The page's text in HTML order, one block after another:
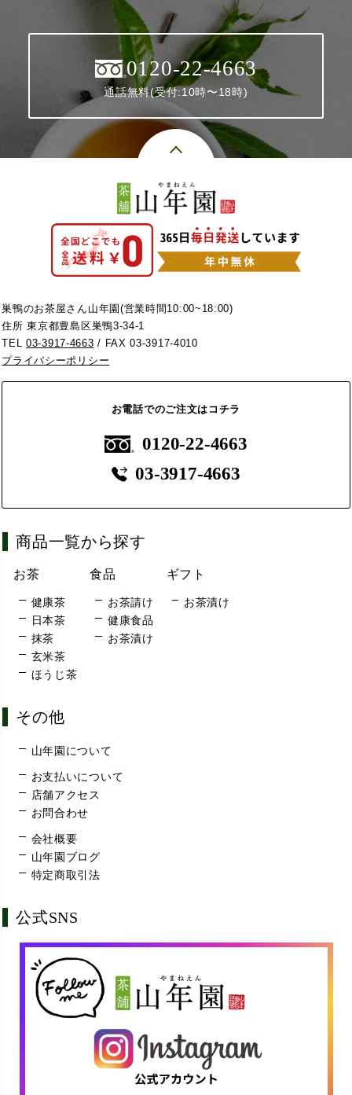
0120-22-4663
通話無料(受付:10時〜18時)
巣鴨のお茶屋さん山年園(営業時間10:00~18:00)
住所 東京都豊島区巣鴨3-34-1
TEL03-3917-4663 / FAX 03-3917-4010
プライバシーポリシー
お電話でのご注文はコチラ
0120-22-4663
03-3917-4663
商品一覧から探す
お茶
健康茶
日本茶
抹茶
玄米茶
ほうじ茶
食品
お茶請け
健康食品
お茶漬け
ギフト
お茶漬け
その他
山年園について
お支払いについて
店舗アクセス
お問合わせ
会社概要
山年園ブログ
特定商取引法
公式SNS